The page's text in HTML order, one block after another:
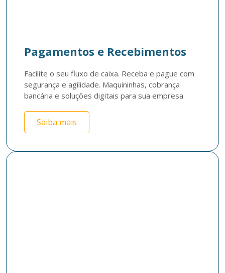
Pagamentos e Recebimentos
Facilite o seu fluxo de caixa. Receba e pague com
segurança e agilidade. Maquininhas, cobrança
bancária e soluções digitais para sua empresa.
Saiba mais